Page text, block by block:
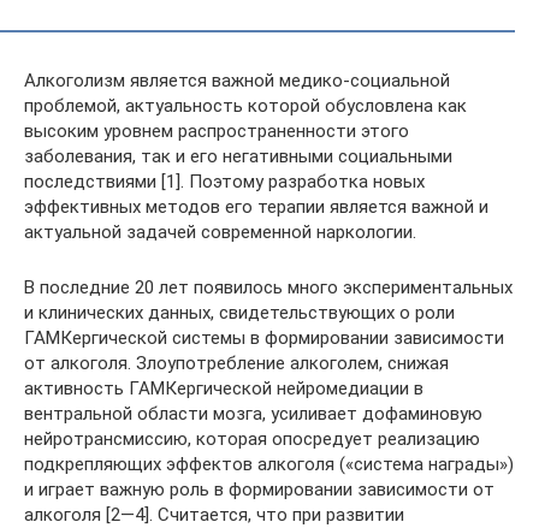
Алкоголизм является важной медико-социальной
проблемой, актуальность которой обусловлена как
высоким уровнем распространенности этого
заболевания, так и его негативными социальными
последствиями [1]. Поэтому разработка новых
эффективных методов его терапии является важной и
актуальной задачей современной наркологии.
В последние 20 лет появилось много экспериментальных
и клинических данных, свидетельствующих о роли
ГАМКергической системы в формировании зависимости
от алкоголя. Злоупотребление алкоголем, снижая
активность ГАМКергической нейромедиации в
вентральной области мозга, усиливает дофаминовую
нейротрансмиссию, которая опосредует реализацию
подкрепляющих эффектов алкоголя («система награды»)
и играет важную роль в формировании зависимости от
алкоголя [2—4]. Считается, что при развитии